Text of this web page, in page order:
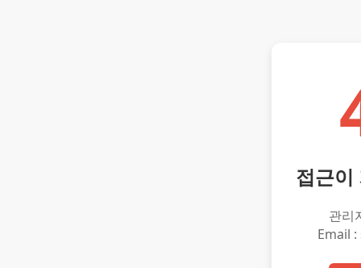
접근이
관리
Email